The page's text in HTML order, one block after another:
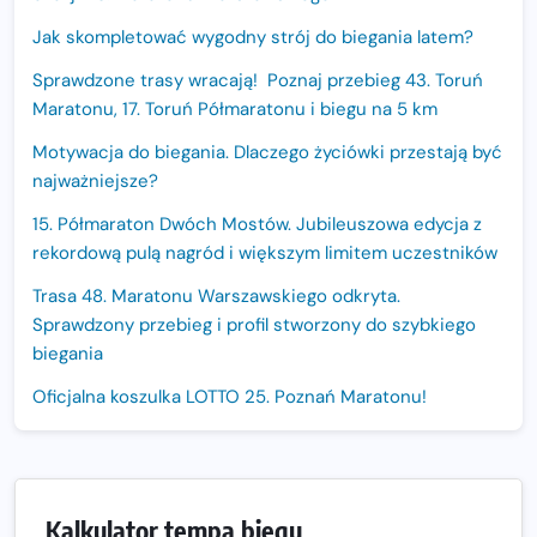
Jak skompletować wygodny strój do biegania latem?
Sprawdzone trasy wracają! Poznaj przebieg 43. Toruń
Maratonu, 17. Toruń Półmaratonu i biegu na 5 km
Motywacja do biegania. Dlaczego życiówki przestają być
najważniejsze?
15. Półmaraton Dwóch Mostów. Jubileuszowa edycja z
rekordową pulą nagród i większym limitem uczestników
Trasa 48. Maratonu Warszawskiego odkryta.
Sprawdzony przebieg i profil stworzony do szybkiego
biegania
Oficjalna koszulka LOTTO 25. Poznań Maratonu!
Kalkulator tempa biegu